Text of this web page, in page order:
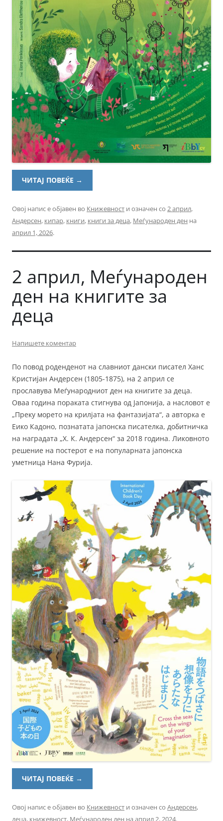
ЧИТАЈ ПОВЕЌЕ →
Овој напис е објавен во Книжевност и означен со 2 април,
Андерсен, кипар, книги, книги за деца, Меѓународен ден на
април 1, 2026.
2 април, Меѓународен
ден на книгите за
деца
Напишете коментар
По повод роденденот на славниот дански писател Ханс
Кристијан Андерсен (1805-1875), на 2 април се
прославува Меѓународниот ден на книгите за деца.
Оваа година пораката стигнува од Јапонија, а насловот е
„Преку морето на крилјата на фантазијата“, а авторка е
Еико Кадоно, познатата јапонска писателка, добитничка
на наградата „Х. К. Андерсен“ за 2018 година. Ликовното
решение на постерот е на популарната јапонска
уметница Нана Фурија.
ЧИТАЈ ПОВЕЌЕ →
Овој напис е објавен во Книжевност и означен со Андерсен,
деца, книжевност, Меѓународен ден на април 2, 2024.